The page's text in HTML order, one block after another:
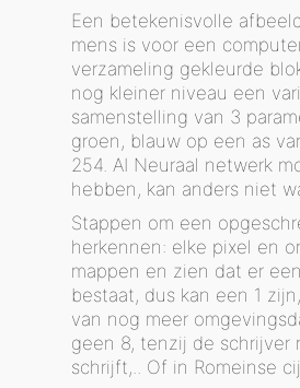
Een betekenisvolle
mens is voor een
verzameling gekleurde
nog kleiner niveau een
samenstelling van 3
groen, blauw op een as
254. AI Neuraal netwerk
hebben, kan anders niet
Stappen om een
herkennen: elke pixel en
mappen en zien dat er
bestaat, dus kan een 1
van nog meer
geen 8, tenzij de schrijver
schrijft,.. Of in Romeinse